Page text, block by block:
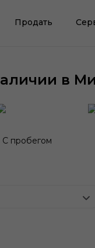
Продать
в
С пробегом